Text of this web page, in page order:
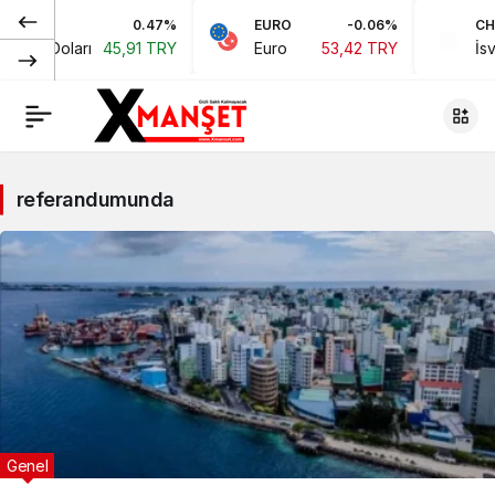
0.47%
Doları 45,91 TRY
EURO -0.06%
Euro 53,42 TRY
CHF
referandumunda
Genel